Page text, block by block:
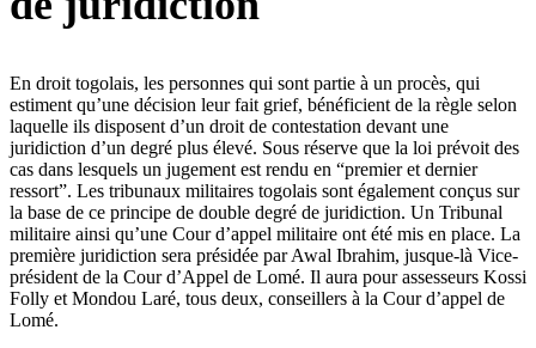
En droit togolais, les personnes qui sont partie à un procès, qui
estiment qu’une décision leur fait grief, bénéficient de la règle selon
laquelle ils disposent d’un droit de contestation devant une
juridiction d’un degré plus élevé. Sous réserve que la loi prévoit des
cas dans lesquels un jugement est rendu en “premier et dernier
ressort”. Les tribunaux militaires togolais sont également conçus sur
la base de ce principe de double degré de juridiction. Un Tribunal
militaire ainsi qu’une Cour d’appel militaire ont été mis en place. La
première juridiction sera présidée par Awal Ibrahim, jusque-là Vice-
président de la Cour d’Appel de Lomé. Il aura pour assesseurs Kossi
Folly et Mondou Laré, tous deux, conseillers à la Cour d’appel de
Lomé.